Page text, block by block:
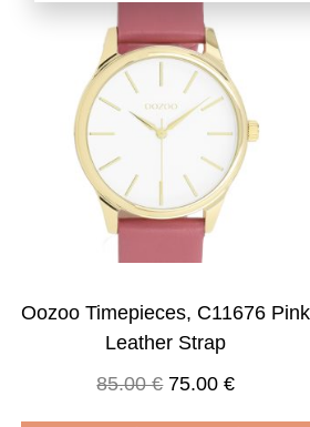
Oozoo Timepieces, C11676 Pink
Leather Strap
85.00€ 75.00€